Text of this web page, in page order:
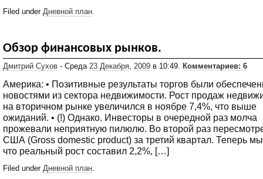
Filed under Дневной план.
Обзор финансовых рынков.
Дмитрий Сухов - Среда 23 Декабря 2009 в 10:49. Комментариев: 6
Америка: • Позитивные результаты торгов были
новостями из сектора недвижимости. Рост продаж
на вторичном рынке увеличился в ноябре 7,4%, что выше
ожиданий. • (!) Однако. Инвесторы в очередной раз молча
прожевали неприятную пилюлю. Во второй раз
США (Gross domestic product) за третий квартал. Теперь
что реальный рост составил 2,2%, […]
Filed under Дневной план.